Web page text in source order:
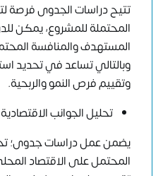
تتيح دراسات الجدوى فرصة
المحتملة للمشروع، يمكن
المستهدف والمنافسة
وبالتالي تساعد في تحديد
وتقييم فرص النمو والربحية.
تحليل الجوانب الاقتصادية
يضمن عمل دراسات جدوى؛
المحتمل على الاقتصاد